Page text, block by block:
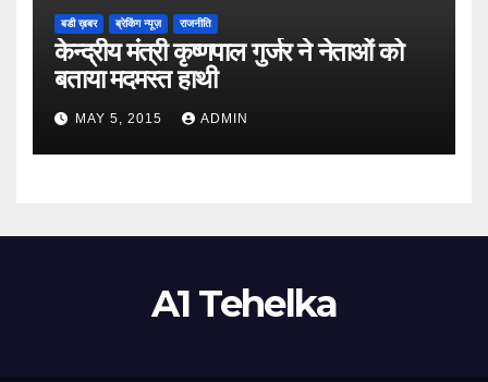
बडी ख़बर ब्रेकिंग न्यूज़ राजनीति
केन्द्रीय मंत्री कृष्णपाल गुर्जर ने नेताओं को
बताया मदमस्त हाथी
MAY 5, 2015 ADMIN
A1 Tehelka